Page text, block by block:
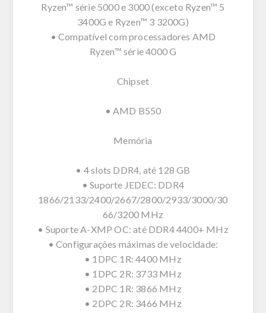
Ryzen™ série 5000 e 3000 (exceto Ryzen™ 5
3400G e Ryzen™ 3 3200G)
• Compatível com processadores AMD
Ryzen™ série 4000 G
Chipset
• AMD B550
Memória
• 4 slots DDR4, até 128 GB
• Suporte JEDEC: DDR4
1866/2133/2400/2667/2800/2933/3000/30
66/3200 MHz
• Suporte A-XMP OC: até DDR4 4400+ MHz
• Configurações máximas de velocidade:
• 1DPC 1R: 4400 MHz
• 1DPC 2R: 3733 MHz
• 2DPC 1R: 3866 MHz
• 2DPC 2R: 3466 MHz